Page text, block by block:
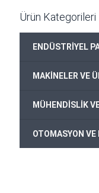
Ürün Kategorileri
ENDÜSTRİYEL
MAKİNELER VE
MÜHENDİSLİK
OTOMASYON